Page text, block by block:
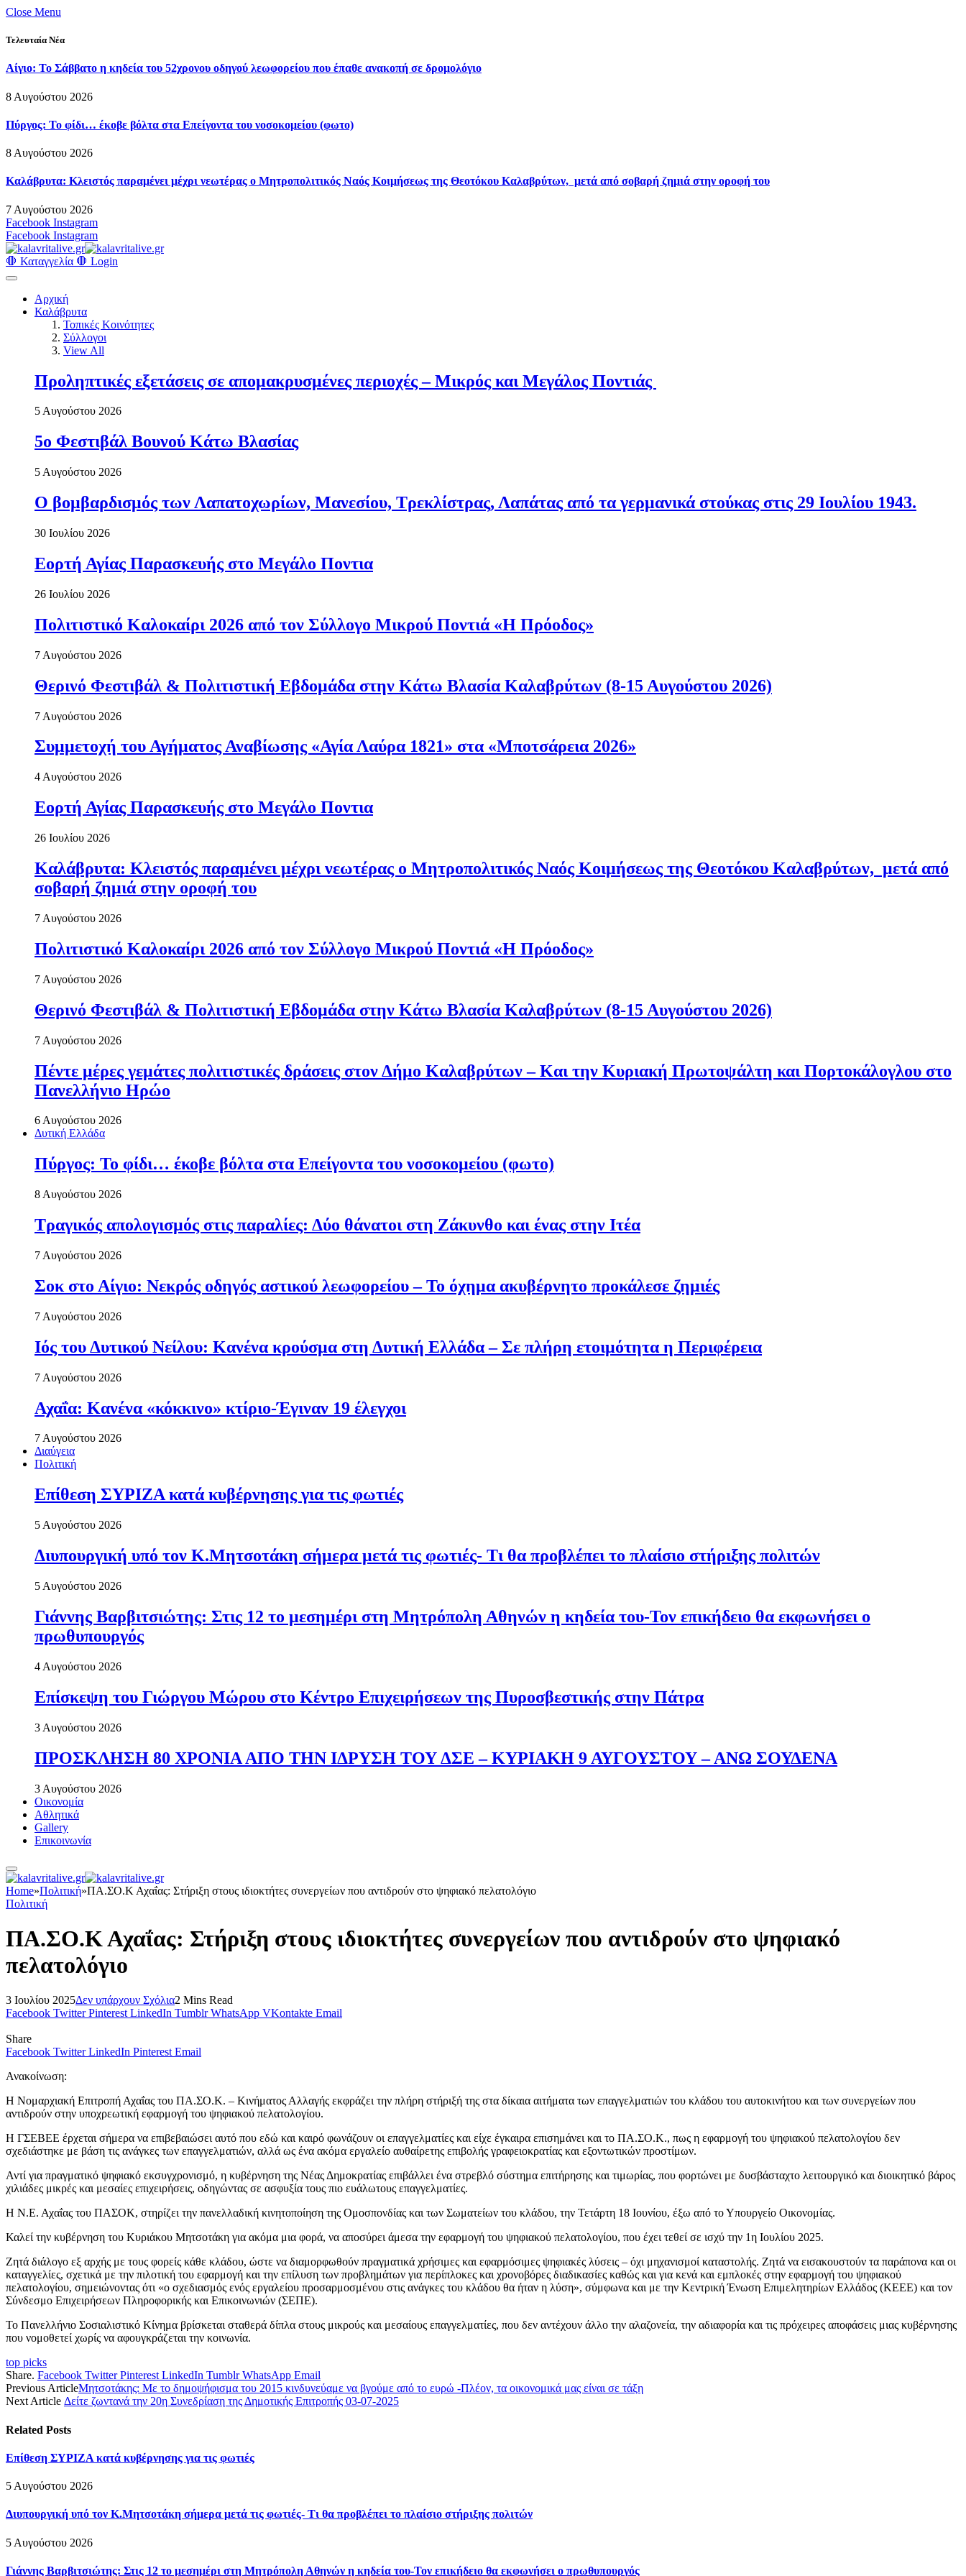
Close Menu
Τελευταία Νέα
Αίγιο: Το Σάββατο η κηδεία του 52χρονου οδηγού λεωφορείου που έπαθε ανακοπή σε δρομολόγιο
8 Αυγούστου 2026
Πύργος: Το φίδι… έκοβε βόλτα στα Επείγοντα του νοσοκομείου (φωτο)
8 Αυγούστου 2026
Καλάβρυτα: Κλειστός παραμένει μέχρι νεωτέρας ο Μητροπολιτικός Ναός Κοιμήσεως της Θεοτόκου Καλαβρύτων, μετά από σοβαρή ζημιά στην οροφή του
7 Αυγούστου 2026
Facebook Instagram
Facebook Instagram
🛑 Καταγγελία 🛑 Login
Αρχική
Καλάβρυτα
Τοπικές Κοινότητες
Σύλλογοι
View All
Προληπτικές εξετάσεις σε απομακρυσμένες περιοχές – Μικρός και Μεγάλος Ποντιάς
5 Αυγούστου 2026
5ο Φεστιβάλ Βουνού Κάτω Βλασίας
5 Αυγούστου 2026
Ο βομβαρδισμός των Λαπατοχωρίων, Μανεσίου, Τρεκλίστρας, Λαπάτας από τα γερμανικά στούκας στις 29 Ιουλίου 1943.
30 Ιουλίου 2026
Εορτή Αγίας Παρασκευής στο Μεγάλο Ποντια
26 Ιουλίου 2026
Πολιτιστικό Καλοκαίρι 2026 από τον Σύλλογο Μικρού Ποντιά «Η Πρόοδος»
7 Αυγούστου 2026
Θερινό Φεστιβάλ & Πολιτιστική Εβδομάδα στην Κάτω Βλασία Καλαβρύτων (8-15 Αυγούστου 2026)
7 Αυγούστου 2026
Συμμετοχή του Αγήματος Αναβίωσης «Αγία Λαύρα 1821» στα «Μποτσάρεια 2026»
4 Αυγούστου 2026
Εορτή Αγίας Παρασκευής στο Μεγάλο Ποντια
26 Ιουλίου 2026
Καλάβρυτα: Κλειστός παραμένει μέχρι νεωτέρας ο Μητροπολιτικός Ναός Κοιμήσεως της Θεοτόκου Καλαβρύτων, μετά από
σοβαρή ζημιά στην οροφή του
7 Αυγούστου 2026
Πολιτιστικό Καλοκαίρι 2026 από τον Σύλλογο Μικρού Ποντιά «Η Πρόοδος»
7 Αυγούστου 2026
Θερινό Φεστιβάλ & Πολιτιστική Εβδομάδα στην Κάτω Βλασία Καλαβρύτων (8-15 Αυγούστου 2026)
7 Αυγούστου 2026
Πέντε μέρες γεμάτες πολιτιστικές δράσεις στον Δήμο Καλαβρύτων – Και την Κυριακή Πρωτοψάλτη και Πορτοκάλογλου στο
Πανελλήνιο Ηρώο
6 Αυγούστου 2026
Δυτική Ελλάδα
Πύργος: Το φίδι… έκοβε βόλτα στα Επείγοντα του νοσοκομείου (φωτο)
8 Αυγούστου 2026
Τραγικός απολογισμός στις παραλίες: Δύο θάνατοι στη Ζάκυνθο και ένας στην Ιτέα
7 Αυγούστου 2026
Σοκ στο Αίγιο: Νεκρός οδηγός αστικού λεωφορείου – Το όχημα ακυβέρνητο προκάλεσε ζημιές
7 Αυγούστου 2026
Ιός του Δυτικού Νείλου: Κανένα κρούσμα στη Δυτική Ελλάδα – Σε πλήρη ετοιμότητα η Περιφέρεια
7 Αυγούστου 2026
Αχαΐα: Κανένα «κόκκινο» κτίριο-Έγιναν 19 έλεγχοι
7 Αυγούστου 2026
Διαύγεια
Πολιτική
Επίθεση ΣΥΡΙΖΑ κατά κυβέρνησης για τις φωτιές
5 Αυγούστου 2026
Διυπουργική υπό τον Κ.Μητσοτάκη σήμερα μετά τις φωτιές- Τι θα προβλέπει το πλαίσιο στήριξης πολιτών
5 Αυγούστου 2026
Γιάννης Βαρβιτσιώτης: Στις 12 το μεσημέρι στη Μητρόπολη Αθηνών η κηδεία του-Τον επικήδειο θα εκφωνήσει ο
πρωθυπουργός
4 Αυγούστου 2026
Επίσκεψη του Γιώργου Μώρου στο Κέντρο Επιχειρήσεων της Πυροσβεστικής στην Πάτρα
3 Αυγούστου 2026
ΠΡΟΣΚΛΗΣΗ 80 ΧΡΟΝΙΑ ΑΠΟ ΤΗΝ ΙΔΡΥΣΗ ΤΟΥ ΔΣΕ – ΚΥΡΙΑΚΗ 9 ΑΥΓΟΥΣΤΟΥ – ΑΝΩ ΣΟΥΔΕΝΑ
3 Αυγούστου 2026
Οικονομία
Αθλητικά
Gallery
Επικοινωνία
Home»Πολιτική»ΠΑ.ΣΟ.Κ Αχαΐας: Στήριξη στους ιδιοκτήτες συνεργείων που αντιδρούν στο ψηφιακό πελατολόγιο
Πολιτική
ΠΑ.ΣΟ.Κ Αχαΐας: Στήριξη στους ιδιοκτήτες συνεργείων που αντιδρούν στο ψηφιακό
πελατολόγιο
3 Ιουλίου 2025Δεν υπάρχουν Σχόλια2 Mins Read
Facebook Twitter Pinterest LinkedIn Tumblr WhatsApp VKontakte Email
Share
Facebook Twitter LinkedIn Pinterest Email
Ανακοίνωση:
Η Νομαρχιακή Επιτροπή Αχαΐας του ΠΑ.ΣΟ.Κ. – Κινήματος Αλλαγής εκφράζει την πλήρη στήριξή της στα δίκαια αιτήματα των επαγγελματιών του κλάδου του αυτοκινήτου και των συνεργείων που
αντιδρούν στην υποχρεωτική εφαρμογή του ψηφιακού πελατολογίου.
Η ΓΣΕΒΕΕ έρχεται σήμερα να επιβεβαιώσει αυτό που εδώ και καιρό φωνάζουν οι επαγγελματίες και είχε έγκαιρα επισημάνει και το ΠΑ.ΣΟ.Κ., πως η εφαρμογή του ψηφιακού πελατολογίου δεν
σχεδιάστηκε με βάση τις ανάγκες των επαγγελματιών, αλλά ως ένα ακόμα εργαλείο αυθαίρετης επιβολής γραφειοκρατίας και εξοντωτικών προστίμων.
Αντί για πραγματικό ψηφιακό εκσυγχρονισμό, η κυβέρνηση της Νέας Δημοκρατίας επιβάλλει ένα στρεβλό σύστημα επιτήρησης και τιμωρίας, που φορτώνει με δυσβάσταχτο λειτουργικό και διοικητικό βάρος
χιλιάδες μικρές και μεσαίες επιχειρήσεις, οδηγώντας σε ασφυξία τους πιο ευάλωτους επαγγελματίες.
Η Ν.Ε. Αχαΐας του ΠΑΣΟΚ, στηρίζει την πανελλαδική κινητοποίηση της Ομοσπονδίας και των Σωματείων του κλάδου, την Τετάρτη 18 Ιουνίου, έξω από το Υπουργείο Οικονομίας.
Καλεί την κυβέρνηση του Κυριάκου Μητσοτάκη για ακόμα μια φορά, να αποσύρει άμεσα την εφαρμογή του ψηφιακού πελατολογίου, που έχει τεθεί σε ισχύ την 1η Ιουλίου 2025.
Ζητά διάλογο εξ αρχής με τους φορείς κάθε κλάδου, ώστε να διαμορφωθούν πραγματικά χρήσιμες και εφαρμόσιμες ψηφιακές λύσεις – όχι μηχανισμοί καταστολής. Ζητά να εισακουστούν τα παράπονα και οι
καταγγελίες, σχετικά με την πιλοτική του εφαρμογή και την επίλυση των προβλημάτων για περίπλοκες και χρονοβόρες διαδικασίες καθώς και για κενά και εμπλοκές στην εφαρμογή του ψηφιακού
πελατολογίου, σημειώνοντας ότι «ο σχεδιασμός ενός εργαλείου προσαρμοσμένου στις ανάγκες του κλάδου θα ήταν η λύση», σύμφωνα και με την Κεντρική Ένωση Επιμελητηρίων Ελλάδος (ΚΕΕΕ) και τον
Σύνδεσμο Επιχειρήσεων Πληροφορικής και Επικοινωνιών (ΣΕΠΕ).
Το Πανελλήνιο Σοσιαλιστικό Κίνημα βρίσκεται σταθερά δίπλα στους μικρούς και μεσαίους επαγγελματίες, που δεν αντέχουν άλλο την αλαζονεία, την αδιαφορία και τις πρόχειρες αποφάσεις μιας κυβέρνησης
που νομοθετεί χωρίς να αφουγκράζεται την κοινωνία.
top picks
Share. Facebook Twitter Pinterest LinkedIn Tumblr WhatsApp Email
Previous ArticleΜητσοτάκης: Με το δημοψήφισμα του 2015 κινδυνεύαμε να βγούμε από το ευρώ -Πλέον, τα οικονομικά μας είναι σε τάξη
Next Article Δείτε ζωντανά την 20η Συνεδρίαση της Δημοτικής Επιτροπής 03-07-2025
Related Posts
Επίθεση ΣΥΡΙΖΑ κατά κυβέρνησης για τις φωτιές
5 Αυγούστου 2026
Διυπουργική υπό τον Κ.Μητσοτάκη σήμερα μετά τις φωτιές- Τι θα προβλέπει το πλαίσιο στήριξης πολιτών
5 Αυγούστου 2026
Γιάννης Βαρβιτσιώτης: Στις 12 το μεσημέρι στη Μητρόπολη Αθηνών η κηδεία του-Τον επικήδειο θα εκφωνήσει ο πρωθυπουργός